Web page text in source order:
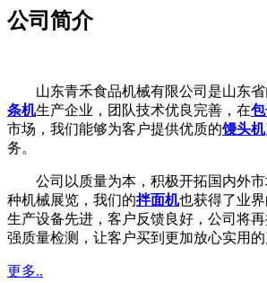
公司简介
山东青禾食品机械有限公司是山东省
条机生产企业，团队技术优良完善，在
市场，我们能够为客户提供优质的馒头机
务。
公司以质量为本，积极开拓国内外市
种机械展览，我们的拌面机也获得了业
生产设备先进，客户反馈良好，公司将
强质量检测，让客户买到更加放心实用的
更多..